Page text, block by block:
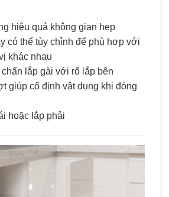
hiệu quả không gian hẹp
có thể tùy chỉnh để phù hợp với
khác nhau
lắp gài với rổ lắp bên
giúp cố định vật dụng khi đóng
hoặc lắp phải